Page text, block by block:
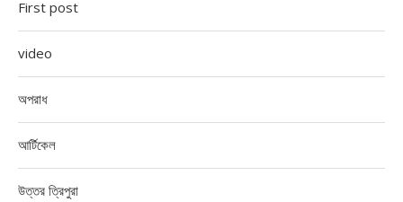
First post
video
অপরাধ
আর্টিকেল
উত্তর ত্রিপুরা